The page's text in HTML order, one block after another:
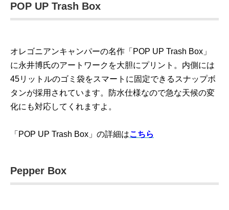
POP UP Trash Box
オレゴニアンキャンパーの名作「POP UP Trash Box」
に永井博氏のアートワークを大胆にプリント。内側には
45リットルのゴミ袋をスマートに固定できるスナップボ
タンが採用されています。防水仕様なので急な天候の変
化にも対応してくれますよ。
「POP UP Trash Box」の詳細はこちら
Pepper Box